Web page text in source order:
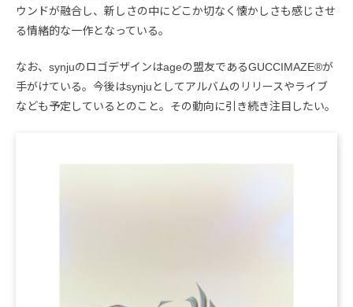
ウンドが融合し、新しさの中にどこか切なく懐かしさも感じさせ
る情緒的な一作となっている。
なお、synjuのロゴデザインはageの盟友であるGUCCIMAZE®が
手がけている。今後はsynjuとしてアルバムのリリースやライブ
なども予定しているとのこと。その動向に引き続き注目したい。